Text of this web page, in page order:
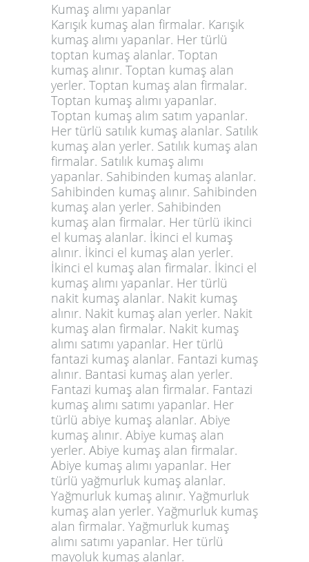
Kumaş alımı yapanlar
Karışık kumaş alan firmalar. Karışık
kumaş alımı yapanlar. Her türlü
toptan kumaş alanlar. Toptan
kumaş alınır. Toptan kumaş alan
yerler. Toptan kumaş alan firmalar.
Toptan kumaş alımı yapanlar.
Toptan kumaş alım satım yapanlar.
Her türlü satılık kumaş alanlar. Satılık
kumaş alan yerler. Satılık kumaş alan
firmalar. Satılık kumaş alımı
yapanlar. Sahibinden kumaş alanlar.
Sahibinden kumaş alınır. Sahibinden
kumaş alan yerler. Sahibinden
kumaş alan firmalar. Her türlü ikinci
el kumaş alanlar. İkinci el kumaş
alınır. İkinci el kumaş alan yerler.
İkinci el kumaş alan firmalar. İkinci el
kumaş alımı yapanlar. Her türlü
nakit kumaş alanlar. Nakit kumaş
alınır. Nakit kumaş alan yerler. Nakit
kumaş alan firmalar. Nakit kumaş
alımı satımı yapanlar. Her türlü
fantazi kumaş alanlar. Fantazi kumaş
alınır. Bantasi kumaş alan yerler.
Fantazi kumaş alan firmalar. Fantazi
kumaş alımı satımı yapanlar. Her
türlü abiye kumaş alanlar. Abiye
kumaş alınır. Abiye kumaş alan
yerler. Abiye kumaş alan firmalar.
Abiye kumaş alımı yapanlar. Her
türlü yağmurluk kumaş alanlar.
Yağmurluk kumaş alınır. Yağmurluk
kumaş alan yerler. Yağmurluk kumaş
alan firmalar. Yağmurluk kumaş
alımı satımı yapanlar. Her türlü
mayoluk kumaş alanlar.